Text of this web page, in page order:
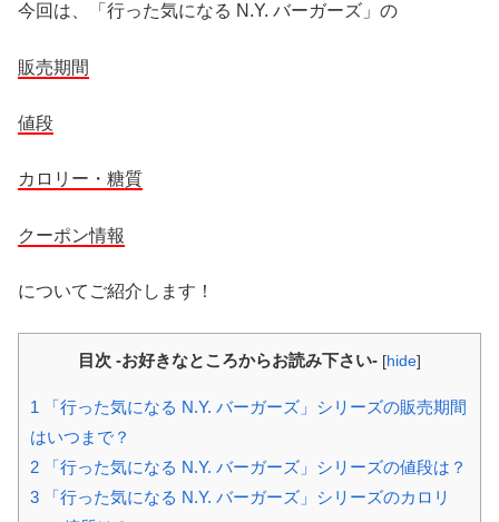
今回は、「行った気になる N.Y. バーガーズ」の
販売期間
値段
カロリー・糖質
クーポン情報
についてご紹介します！
目次 -お好きなところからお読み下さい- [hide]
1 「行った気になる N.Y. バーガーズ」シリーズの販売期間
はいつまで？
2 「行った気になる N.Y. バーガーズ」シリーズの値段は？
3 「行った気になる N.Y. バーガーズ」シリーズのカロリ